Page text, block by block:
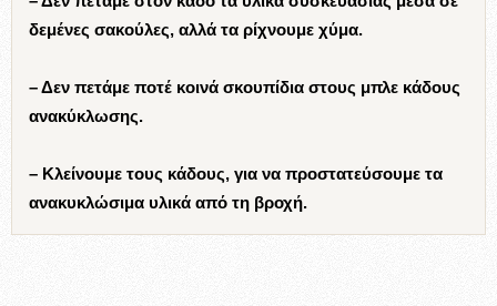
δεμένες σακούλες, αλλά τα ρίχνουμε χύμα.
– Δεν πετάμε ποτέ κοινά σκουπίδια στους μπλε κάδους
ανακύκλωσης.
– Κλείνουμε τους κάδους, για να προστατεύσουμε τα
ανακυκλώσιμα υλικά από τη βροχή.